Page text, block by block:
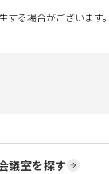
る場合がございます
議室を探す